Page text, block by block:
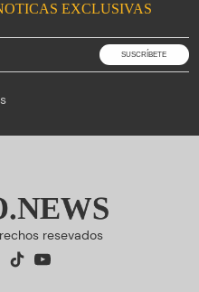
EXCLUSIVAS
resevados